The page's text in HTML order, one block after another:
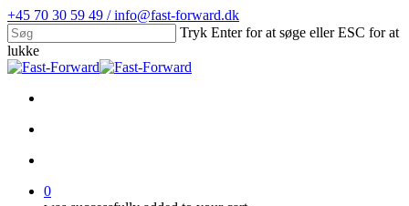
Skip
to
main
content
+45 70 30 59 49 / info@fast-forward.dk
Tryk Enter for at søge eller ESC for at
lukke
Close
0